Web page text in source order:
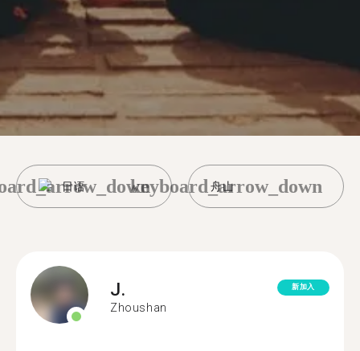
日语 舟山
keyboard_arrow_down
J.
Zhoushan
新加入